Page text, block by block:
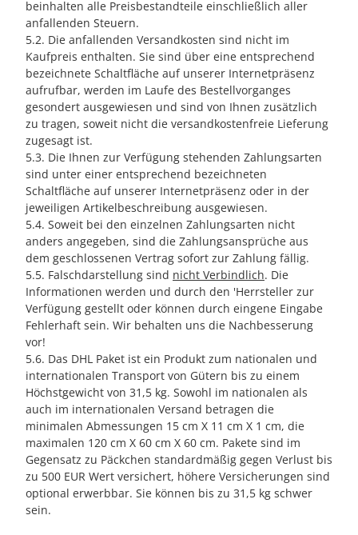
beinhalten alle Preisbestandteile einschließlich aller
anfallenden Steuern.
5.2. Die anfallenden Versandkosten sind nicht im
Kaufpreis enthalten. Sie sind über eine entsprechend
bezeichnete Schaltfläche auf unserer Internetpräsenz
aufrufbar, werden im Laufe des Bestellvorganges
gesondert ausgewiesen und sind von Ihnen zusätzlich
zu tragen, soweit nicht die versandkostenfreie Lieferung
zugesagt ist.
5.3. Die Ihnen zur Verfügung stehenden Zahlungsarten
sind unter einer entsprechend bezeichneten
Schaltfläche auf unserer Internetpräsenz oder in der
jeweiligen Artikelbeschreibung ausgewiesen.
5.4. Soweit bei den einzelnen Zahlungsarten nicht
anders angegeben, sind die Zahlungsansprüche aus
dem geschlossenen Vertrag sofort zur Zahlung fällig.
5.5. Falschdarstellung sind nicht Verbindlich. Die
Informationen werden und durch den 'Herrsteller zur
Verfügung gestellt oder können durch eingene Eingabe
Fehlerhaft sein. Wir behalten uns die Nachbesserung
vor!
5.6. Das DHL Paket ist ein Produkt zum nationalen und
internationalen Transport von Gütern bis zu einem
Höchstgewicht von 31,5 kg. Sowohl im nationalen als
auch im internationalen Versand betragen die
minimalen Abmessungen 15 cm X 11 cm X 1 cm, die
maximalen 120 cm X 60 cm X 60 cm. Pakete sind im
Gegensatz zu Päckchen standardmäßig gegen Verlust bis
zu 500 EUR Wert versichert, höhere Versicherungen sind
optional erwerbbar. Sie können bis zu 31,5 kg schwer
sein.